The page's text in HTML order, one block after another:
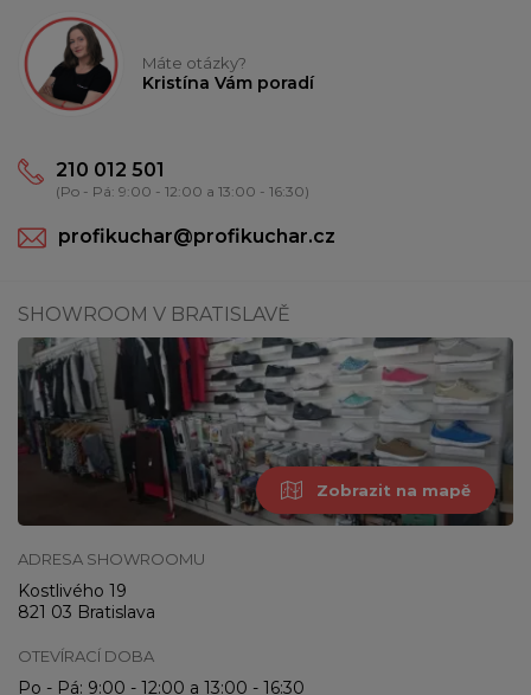
Máte otázky?
Kristína Vám poradí
210 012 501
(Po - Pá: 9:00 - 12:00 a 13:00 - 16:30)
profikuchar@profikuchar.cz
SHOWROOM V BRATISLAVĚ
Zobrazit na mapě
ADRESA SHOWROOMU
Kostlivého 19
821 03 Bratislava
OTEVÍRACÍ DOBA
Po - Pá: 9:00 - 12:00 a 13:00 - 16:30